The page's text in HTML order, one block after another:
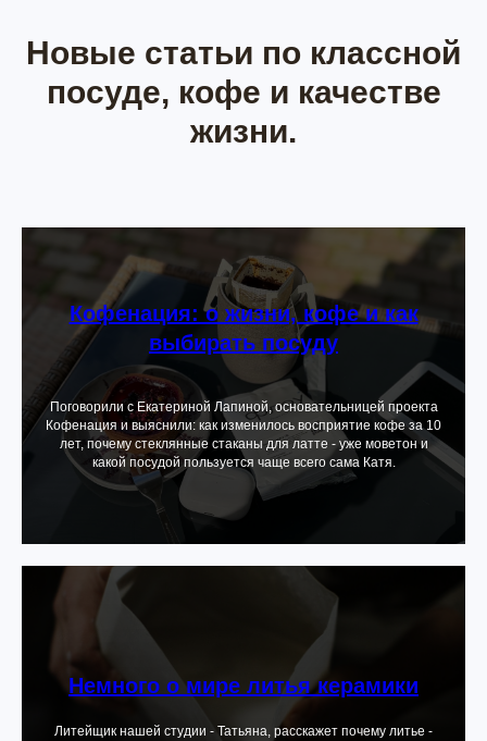
Новые статьи по классной
посуде, кофе и качестве
жизни.
Кофенация: о жизни, кофе и как
выбирать посуду
Поговорили с Екатериной Лапиной, основательницей проекта
Кофенация и выяснили: как изменилось восприятие кофе за 10
лет, почему стеклянные стаканы для латте - уже моветон и
какой посудой пользуется чаще всего сама Катя.
Немного о мире литья керамики
Литейщик нашей студии - Татьяна, расскажет почему литье -